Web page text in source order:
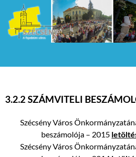
3.2.2 SZÁMVITELI
Szécsény Város
beszámolója – 2015
Szécsény Város